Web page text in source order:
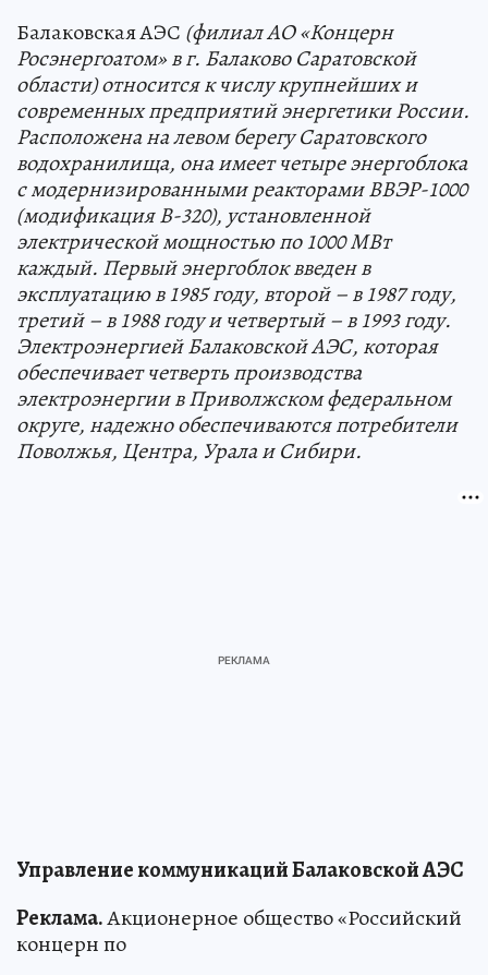
Балаковская АЭС (филиал АО «Концерн
Росэнергоатом» в г. Балаково Саратовской
области) относится к числу крупнейших и
современных предприятий энергетики России.
Расположена на левом берегу Саратовского
водохранилища, она имеет четыре энергоблока
с модернизированными реакторами ВВЭР-1000
(модификация В-320), установленной
электрической мощностью по 1000 МВт
каждый. Первый энергоблок введен в
эксплуатацию в 1985 году, второй – в 1987 году,
третий – в 1988 году и четвертый – в 1993 году.
Электроэнергией Балаковской АЭС, которая
обеспечивает четверть производства
электроэнергии в Приволжском федеральном
округе, надежно обеспечиваются потребители
Поволжья, Центра, Урала и Сибири.
Управление коммуникаций Балаковской АЭС
Реклама.Акционерное общество «Российский
концерн по